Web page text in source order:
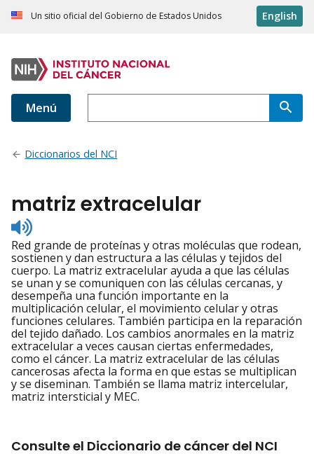
Un sitio oficial del Gobierno de Estados Unidos English
Menú
Diccionarios del NCI
matriz extracelular
Listen
to
pronunciation
Red grande de proteínas y otras moléculas que rodean,
sostienen y dan estructura a las células y tejidos del
cuerpo. La matriz extracelular ayuda a que las células
se unan y se comuniquen con las células cercanas, y
desempeña una función importante en la
multiplicación celular, el movimiento celular y otras
funciones celulares. También participa en la reparación
del tejido dañado. Los cambios anormales en la matriz
extracelular a veces causan ciertas enfermedades,
como el cáncer. La matriz extracelular de las células
cancerosas afecta la forma en que estas se multiplican
y se diseminan. También se llama matriz intercelular,
matriz intersticial y MEC.
Consulte el Diccionario de cáncer del NCI